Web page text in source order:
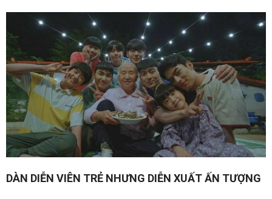
DÀN DIỄN VIÊN TRẺ NHƯNG DIỄN XUẤT ẤN TƯỢNG